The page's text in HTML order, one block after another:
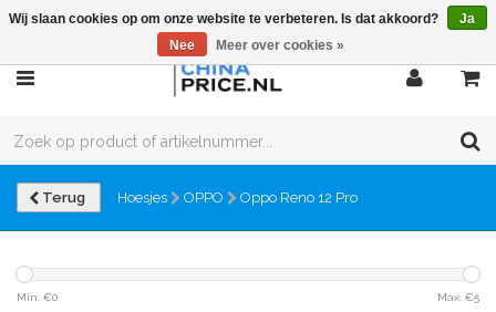
Terug Hoesjes OPPO Oppo Reno 12 Pro
Min: €0 Max: €5
Wij slaan cookies op om onze website te verbeteren. Is dat akkoord?
Ja
Nee
Meer over cookies »